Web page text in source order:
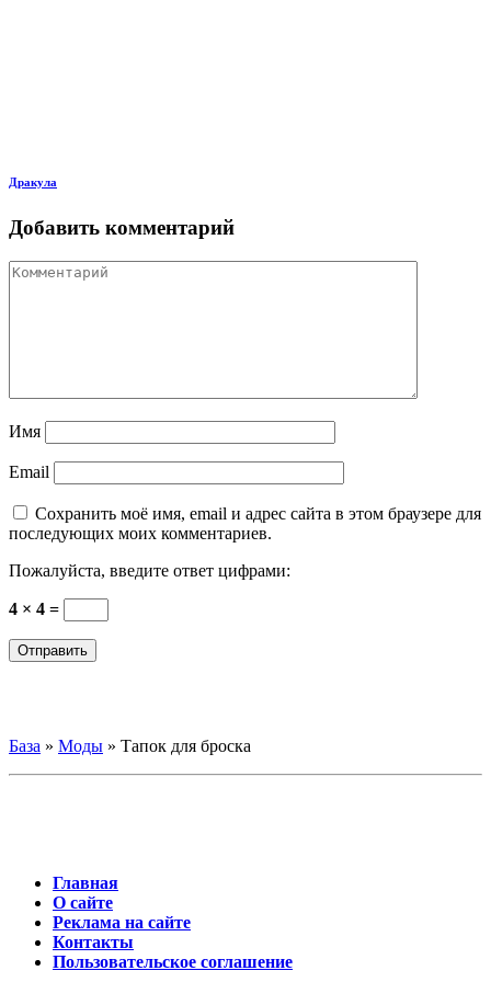
Дракула
Добавить комментарий
Имя
Email
Сохранить моё имя, email и адрес сайта в этом браузере для
последующих моих комментариев.
Пожалуйста, введите ответ цифрами:
4 × 4 =
База » Моды » Тапок для броска
Главная
О сайте
Реклама на сайте
Контакты
Пользовательское соглашение